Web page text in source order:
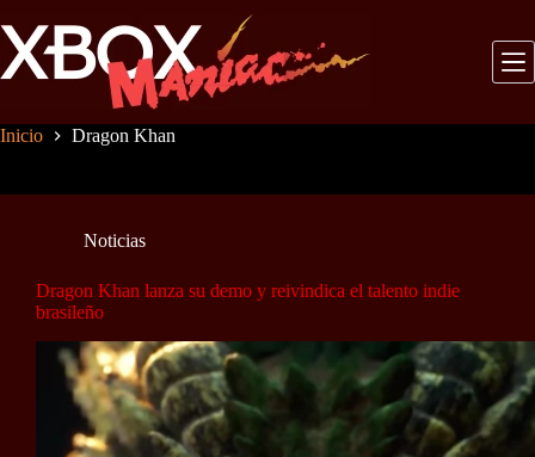
al
contenido
Inicio Dragon Khan
Noticias
Dragon Khan lanza su demo y reivindica el talento indie
brasileño